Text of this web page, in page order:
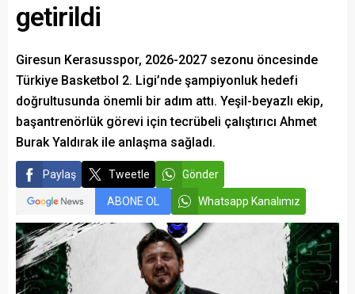
getirildi
Giresun Kerasusspor, 2026-2027 sezonu öncesinde
Türkiye Basketbol 2. Ligi’nde şampiyonluk hedefi
doğrultusunda önemli bir adım attı. Yeşil-beyazlı ekip,
başantrenörlük görevi için tecrübeli çalıştırıcı Ahmet
Burak Yaldırak ile anlaşma sağladı.
Paylaş Tweetle Gönder
ABONE OL Whatsapp Kanalımız